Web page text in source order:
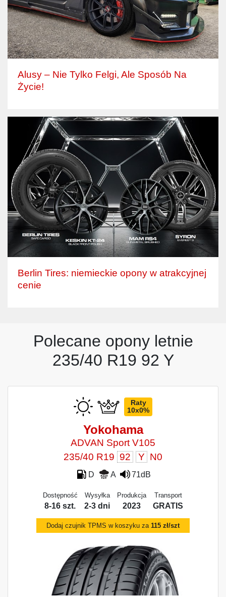
Alusy – Nie Tylko Felgi, Ale Sposób Na
Życie!
Berlin Tires: niemieckie opony w atrakcyjnej
cenie
Polecane opony letnie
235/40 R19 92 Y
Raty
10x0%
Yokohama
ADVAN Sport V105
235/40 R19 92 Y N0
D A 71dB
Dostępność
8-16 szt.
Wysyłka
2-3 dni
Produkcja
2023
Transport
GRATIS
Dodaj czujnik TPMS w koszyku za 115 zł/szt